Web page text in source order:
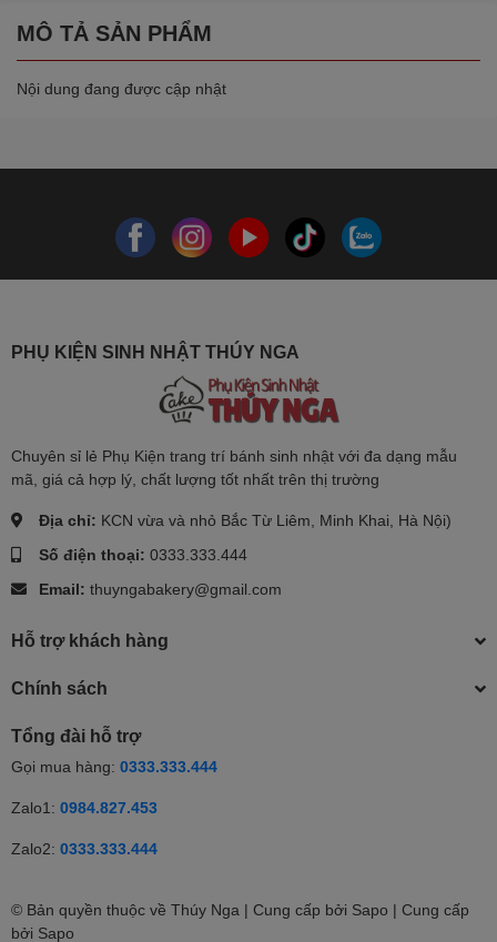
MÔ TẢ SẢN PHẨM
Nội dung đang được cập nhật
PHỤ KIỆN SINH NHẬT THÚY NGA
Chuyên sỉ lẻ Phụ Kiện trang trí bánh sinh nhật với đa dạng mẫu
mã, giá cả hợp lý, chất lượng tốt nhất trên thị trường
Địa chỉ: KCN vừa và nhỏ Bắc Từ Liêm, Minh Khai, Hà Nội)
Số điện thoại: 0333.333.444
Email: thuyngabakery@gmail.com
Hỗ trợ khách hàng
Chính sách
Tổng đài hỗ trợ
Gọi mua hàng: 0333.333.444
Zalo1: 0984.827.453
Zalo2: 0333.333.444
© Bản quyền thuộc về Thúy Nga | Cung cấp bởi Sapo | Cung cấp
bởi Sapo